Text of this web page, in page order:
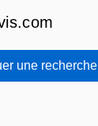
une recherche